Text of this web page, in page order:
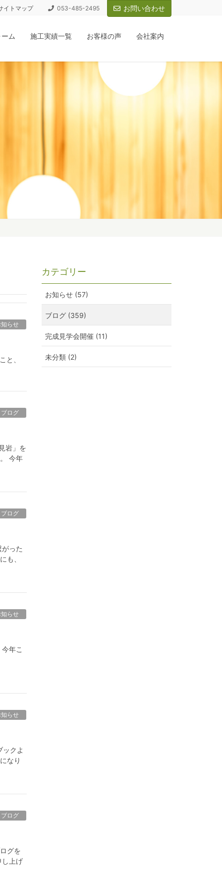
イトマップ 053-485-2495 お問い合わせ
ム 施工実績一覧 お客様の声 会社案内
知らせ
と、
ブログ
岩」を
今年
ブログ
った
も、
知らせ
年こ
知らせ
クよ
なり
ブログ
グを
し上げ
カテゴリー
お知らせ (57)
ブログ (359)
完成見学会開催 (11)
未分類 (2)